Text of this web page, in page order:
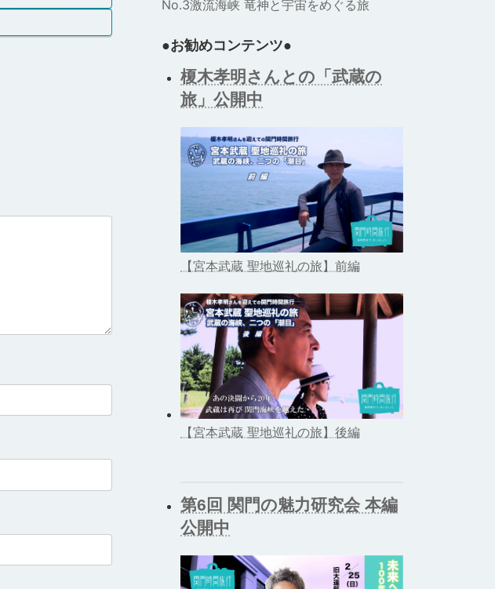
No.3激流海峡 竜神と宇宙をめぐる旅
●お勧めコンテンツ●
榎木孝明さんとの「武蔵の
旅」公開中
【宮本武蔵 聖地巡礼の旅】前編
【宮本武蔵 聖地巡礼の旅】後編
第6回 関門の魅力研究会 本編
公開中